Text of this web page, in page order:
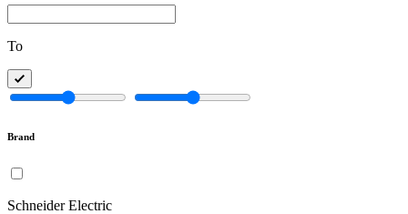
To
Brand
Schneider Electric